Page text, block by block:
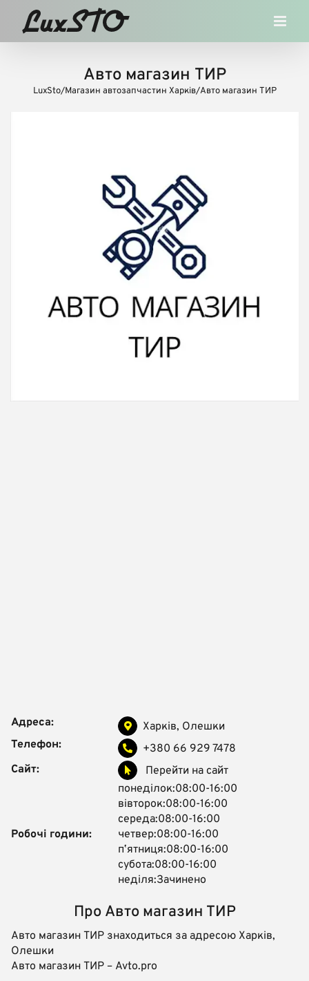
content
Авто магазин ТИР
LuxSto/Магазин автозапчастин Харків/Авто магазин ТИР
Адреса:
Харків, Олешки
Телефон:
+380 66 929 7478
Сайт:
Перейти на сайт
Робочі години:
понеділок:08:00-16:00
вівторок:08:00-16:00
середа:08:00-16:00
четвер:08:00-16:00
пʼятниця:08:00-16:00
субота:08:00-16:00
неділя:Зачинено
Про Авто магазин ТИР
Авто магазин ТИР знаходиться за адресою Харків,
Олешки
Авто магазин ТИР – Avto.pro